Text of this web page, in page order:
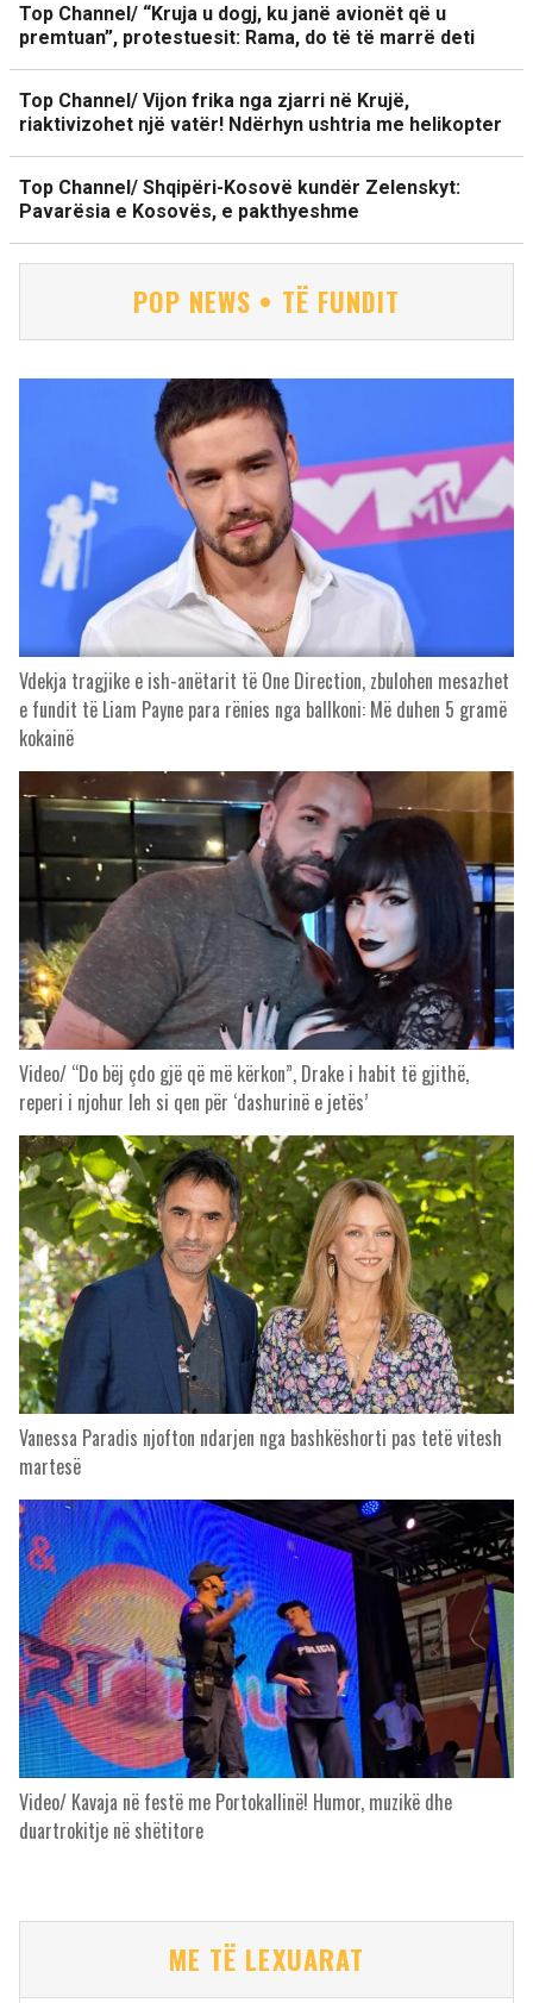
Top Channel/ “Kruja u dogj, ku janë avionët që u
premtuan”, protestuesit: Rama, do të të marrë deti
Top Channel/ Vijon frika nga zjarri në Krujë,
riaktivizohet një vatër! Ndërhyn ushtria me helikopter
Top Channel/ Shqipëri-Kosovë kundër Zelenskyt:
Pavarësia e Kosovës, e pakthyeshme
POP NEWS • TË FUNDIT
Vdekja tragjike e ish-anëtarit të One Direction, zbulohen mesazhet
e fundit të Liam Payne para rënies nga ballkoni: Më duhen 5 gramë
kokainë
Video/ “Do bëj çdo gjë që më kërkon”, Drake i habit të gjithë,
reperi i njohur leh si qen për ‘dashurinë e jetës’
Vanessa Paradis njofton ndarjen nga bashkëshorti pas tetë vitesh
martesë
Video/ Kavaja në festë me Portokallinë! Humor, muzikë dhe
duartrokitje në shëtitore
ME TË LEXUARAT